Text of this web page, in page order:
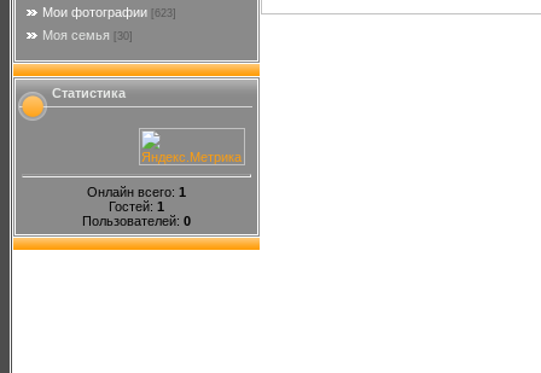
Мои фотографии [623]
Моя семья [30]
Статистика
Онлайн всего: 1
Гостей: 1
Пользователей: 0